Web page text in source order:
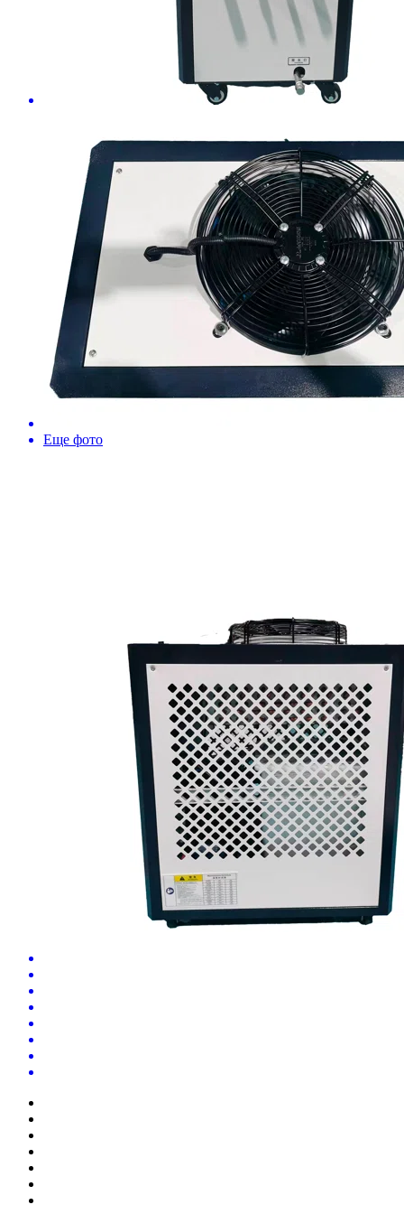
Еще фото